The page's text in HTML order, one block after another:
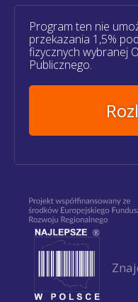
Program ten nie
przekazania 1,5%
fizycznych wybranej
Publicznego.